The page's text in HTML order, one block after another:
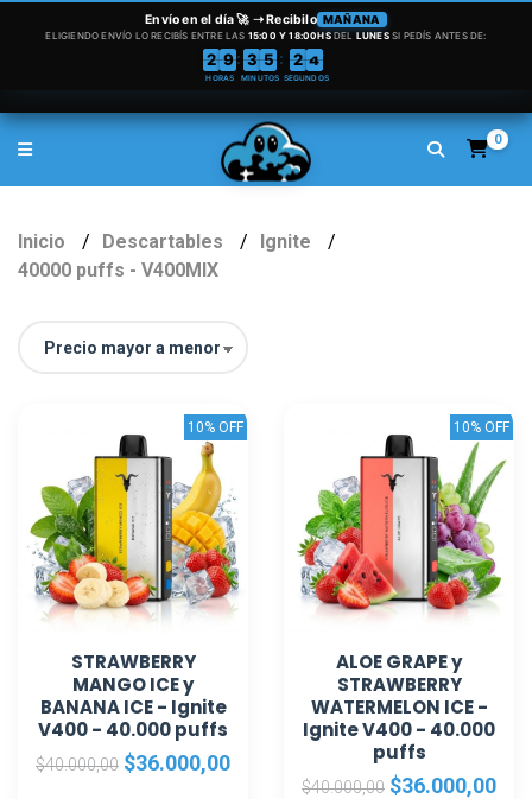
0
Inicio Descartables
Ignite
40000 puffs - V400MIX
10% OFF
STRAWBERRY
MANGO ICE y
BANANA ICE - Ignite
V400 - 40.000 puffs
$40.000,00 $36.000,00
10% OFF
ALOE GRAPE y
STRAWBERRY
WATERMELON ICE -
Ignite V400 - 40.000
puffs
$40.000,00 $36.000,00